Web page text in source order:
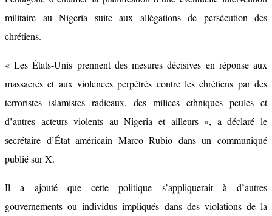
militaire au Nigeria suite aux allégations de persécution des
chrétiens.
« Les États-Unis prennent des mesures décisives en réponse aux
massacres et aux violences perpétrés contre les chrétiens par des
terroristes islamistes radicaux, des milices ethniques peules et
d’autres acteurs violents au Nigeria et ailleurs », a déclaré le
secrétaire d’État américain Marco Rubio dans un communiqué
publié sur X.
Il a ajouté que cette politique s’appliquerait à d’autres
gouvernements ou individus impliqués dans des violations de la